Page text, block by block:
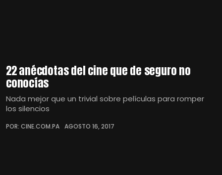
22 anécdotas del cine que de seguro no
conocías
Nada mejor que un trivial sobre películas para romper
los silencios
POR: CINE.COM.PA AGOSTO 16, 2017